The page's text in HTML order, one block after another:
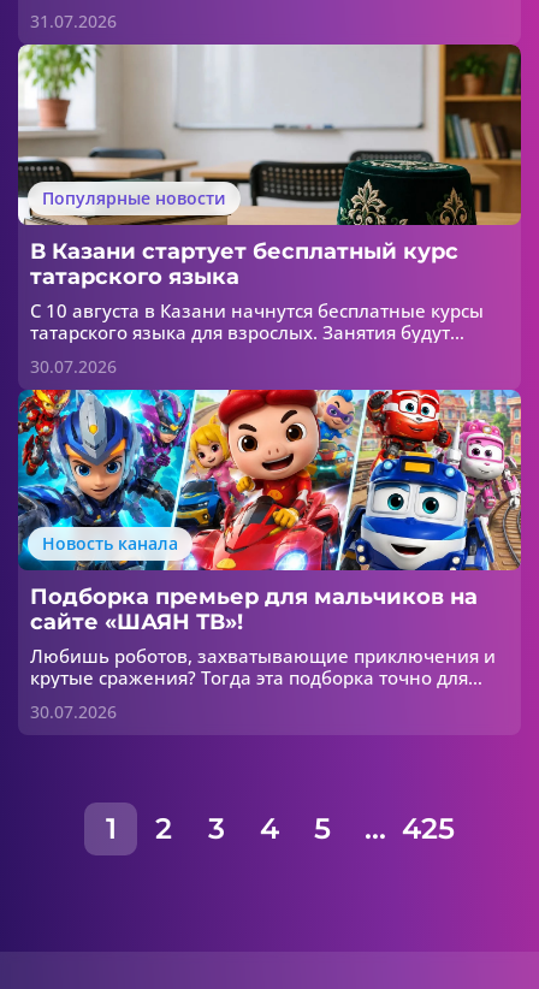
31.07.2026
Популярные новости
В Казани стартует бесплатный курс
татарского языка
С 10 августа в Казани начнутся бесплатные курсы
татарского языка для взрослых. Занятия будут
для начинающих и для тех, кто хочет улучшить
свои знания.
30.07.2026
Новость канала
Подборка премьер для мальчиков на
сайте «ШАЯН ТВ»!
Любишь роботов, захватывающие приключения и
крутые сражения? Тогда эта подборка точно для
30.07.2026
1 2 3 4 5 ... 425